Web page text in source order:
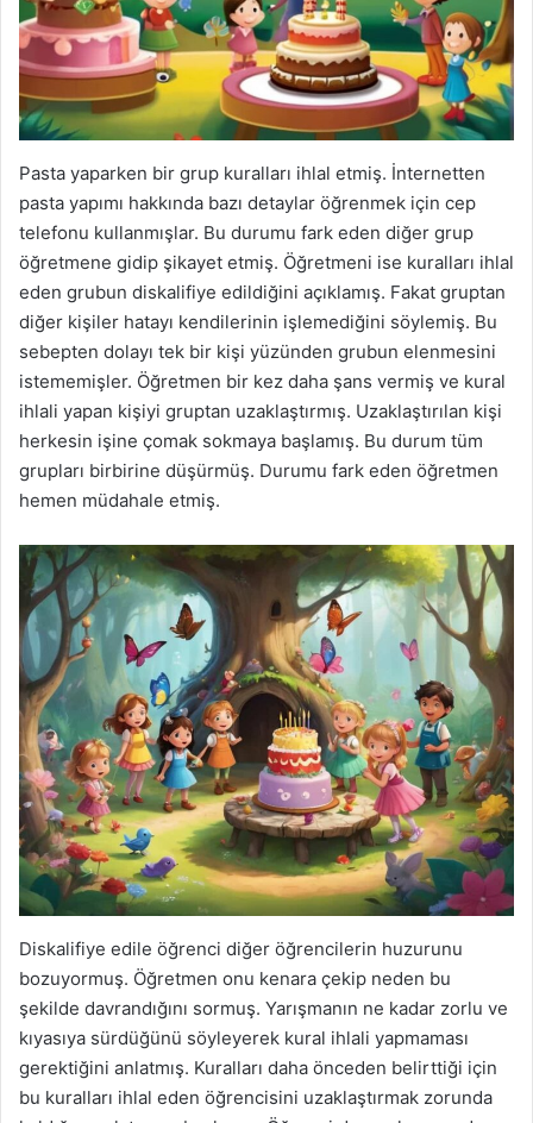
Pasta yaparken bir grup kuralları ihlal etmiş. İnternetten
pasta yapımı hakkında bazı detaylar öğrenmek için cep
telefonu kullanmışlar. Bu durumu fark eden diğer grup
öğretmene gidip şikayet etmiş. Öğretmeni ise kuralları ihlal
eden grubun diskalifiye edildiğini açıklamış. Fakat gruptan
diğer kişiler hatayı kendilerinin işlemediğini söylemiş. Bu
sebepten dolayı tek bir kişi yüzünden grubun elenmesini
istememişler. Öğretmen bir kez daha şans vermiş ve kural
ihlali yapan kişiyi gruptan uzaklaştırmış. Uzaklaştırılan kişi
herkesin işine çomak sokmaya başlamış. Bu durum tüm
grupları birbirine düşürmüş. Durumu fark eden öğretmen
hemen müdahale etmiş.
Diskalifiye edile öğrenci diğer öğrencilerin huzurunu
bozuyormuş. Öğretmen onu kenara çekip neden bu
şekilde davrandığını sormuş. Yarışmanın ne kadar zorlu ve
kıyasıya sürdüğünü söyleyerek kural ihlali yapmaması
gerektiğini anlatmış. Kuralları daha önceden belirttiği için
bu kuralları ihlal eden öğrencisini uzaklaştırmak zorunda